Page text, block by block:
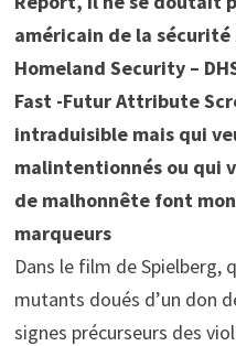
américain de la
Homeland Security –
Fast -Futur Attribute
intraduisible mais qui
malintentionnés ou qui
de malhonnête font
marqueurs
Dans le film de Spielberg,
mutants doués d’un don
signes précurseurs des